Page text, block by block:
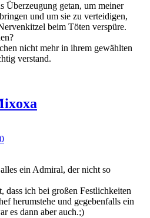
Überzeugung getan, um meiner
und um sie zu verteidigen,
beim Töten verspüre.
nicht mehr in ihrem gewählten
verstand.
ein Admiral, der nicht so
dass ich bei großen Festlichkeiten
herumstehe und gegebenfalls ein
es dann aber auch.;)